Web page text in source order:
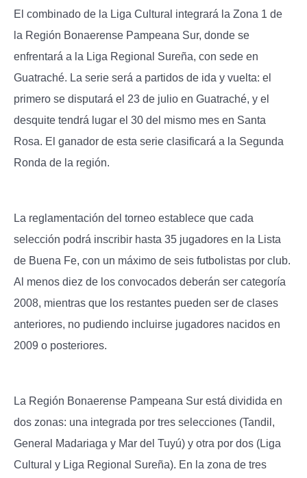
El combinado de la Liga Cultural integrará la Zona 1 de
la Región Bonaerense Pampeana Sur, donde se
enfrentará a la Liga Regional Sureña, con sede en
Guatraché. La serie será a partidos de ida y vuelta: el
primero se disputará el 23 de julio en Guatraché, y el
desquite tendrá lugar el 30 del mismo mes en Santa
Rosa. El ganador de esta serie clasificará a la Segunda
Ronda de la región.
La reglamentación del torneo establece que cada
selección podrá inscribir hasta 35 jugadores en la Lista
de Buena Fe, con un máximo de seis futbolistas por club.
Al menos diez de los convocados deberán ser categoría
2008, mientras que los restantes pueden ser de clases
anteriores, no pudiendo incluirse jugadores nacidos en
2009 o posteriores.
La Región Bonaerense Pampeana Sur está dividida en
dos zonas: una integrada por tres selecciones (Tandil,
General Madariaga y Mar del Tuyú) y otra por dos (Liga
Cultural y Liga Regional Sureña). En la zona de tres